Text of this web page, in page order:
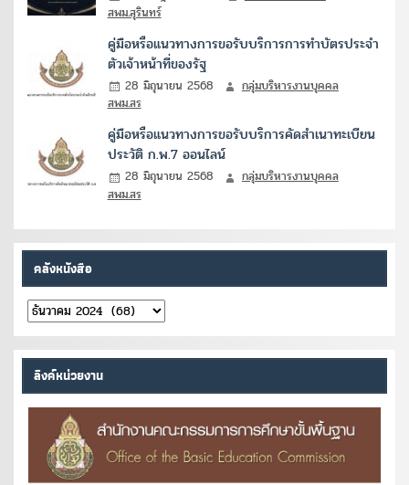
สพม.สุรินทร์
คู่มือหรือแนวทางการขอรับบริการการทำบัตรประจำ
ตัวเจ้าหน้าที่ของรัฐ
28 มิถุนายน 2568
กลุ่มบริหารงานบุคคล
สพม.สร
คู่มือหรือแนวทางการขอรับบริการคัดสำเนาทะเบียน
ประวัติ ก.พ.7 ออนไลน์
28 มิถุนายน 2568
กลุ่มบริหารงานบุคคล
สพม.สร
คลังหนังสือ
คลัง
หนังสือ
ลิงค์หน่วยงาน